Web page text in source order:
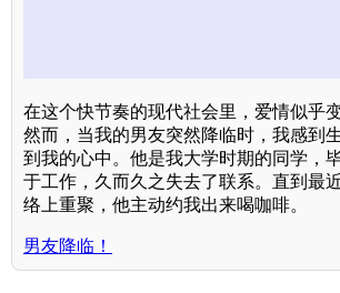
在这个快节奏的现代社会里，爱情似乎
然而，当我的男友突然降临时，我感到
到我的心中。他是我大学时期的同学，
于工作，久而久之失去了联系。直到最
络上重聚，他主动约我出来喝咖啡。
男友降临！